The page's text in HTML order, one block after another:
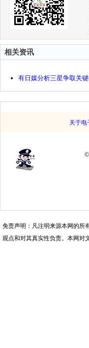
相关资讯
有日媒分析三星争取关
关于电
免责声明：凡注明来源本网的所
观点和对其真实性负责。本网对